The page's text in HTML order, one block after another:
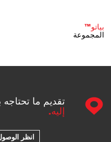
بياتو™
المجموعة
تقديم ما تحتاجه
إليه.
انظر